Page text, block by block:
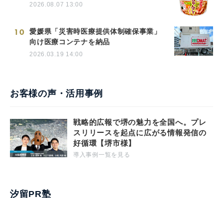
2026.08.07 13:00
10
愛媛県「災害時医療提供体制確保事業」
向け医療コンテナを納品
2026.03.19 14:00
お客様の声・活用事例
戦略的広報で堺の魅力を全国へ。プレ
スリリースを起点に広がる情報発信の
好循環【堺市様】
導入事例一覧を見る
汐留PR塾